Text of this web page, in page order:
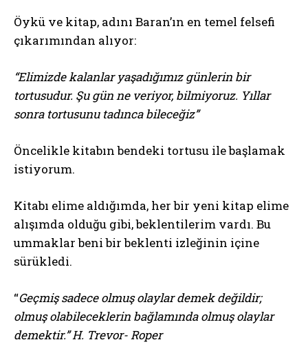
Öykü ve kitap, adını Baran’ın en temel felsefi
çıkarımından alıyor:
“Elimizde kalanlar yaşadığımız günlerin bir
tortusudur. Şu gün ne veriyor, bilmiyoruz. Yıllar
sonra tortusunu tadınca bileceğiz”
Öncelikle kitabın bendeki tortusu ile başlamak
istiyorum.
Kitabı elime aldığımda, her bir yeni kitap elime
alışımda olduğu gibi, beklentilerim vardı. Bu
ummaklar beni bir beklenti izleğinin içine
sürükledi.
“Geçmiş sadece olmuş olaylar demek değildir;
olmuş olabileceklerin bağlamında olmuş olaylar
demektir.” H. Trevor- Roper